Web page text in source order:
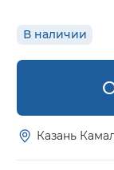
В наличии
Казань